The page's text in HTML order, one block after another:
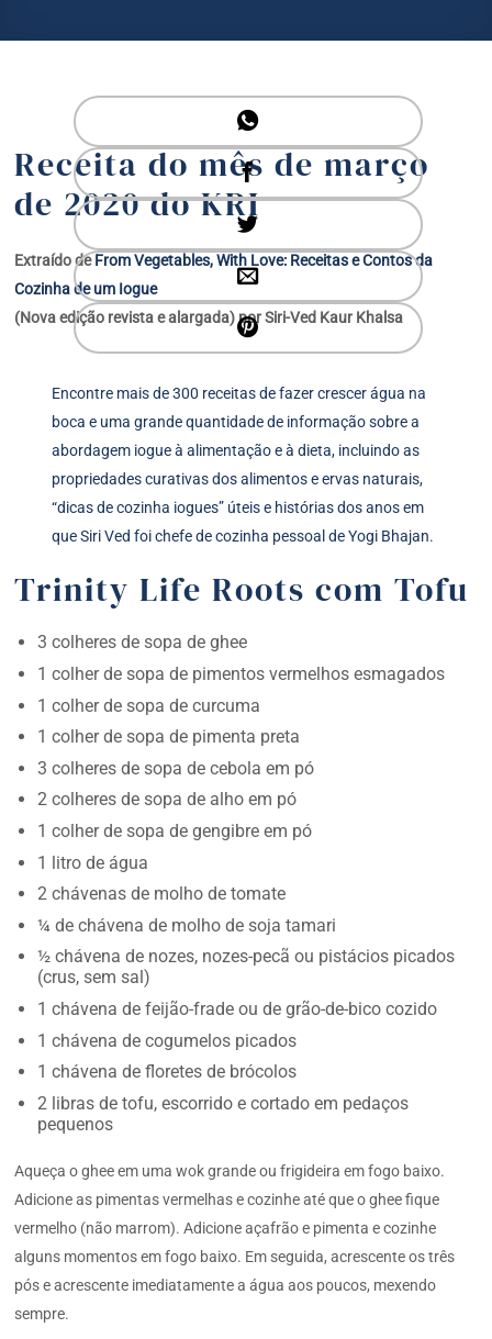
Receita do mês de março
de 2020 do KRI
Extraído deFrom Vegetables, With Love: Receitas e Contos da
Cozinha de um Iogue
(Nova edição revista e alargada) por Siri-Ved Kaur Khalsa
Encontre mais de 300 receitas de fazer crescer água na
boca e uma grande quantidade de informação sobre a
abordagem iogue à alimentação e à dieta, incluindo as
propriedades curativas dos alimentos e ervas naturais,
“dicas de cozinha iogues” úteis e histórias dos anos em
que Siri Ved foi chefe de cozinha pessoal de Yogi Bhajan.
Trinity Life Roots com Tofu
3 colheres de sopa de ghee
1 colher de sopa de pimentos vermelhos esmagados
1 colher de sopa de curcuma
1 colher de sopa de pimenta preta
3 colheres de sopa de cebola em pó
2 colheres de sopa de alho em pó
1 colher de sopa de gengibre em pó
1 litro de água
2 chávenas de molho de tomate
¼ de chávena de molho de soja tamari
½ chávena de nozes, nozes-pecã ou pistácios picados
(crus, sem sal)
1 chávena de feijão-frade ou de grão-de-bico cozido
1 chávena de cogumelos picados
1 chávena de floretes de brócolos
2 libras de tofu, escorrido e cortado em pedaços
pequenos
Aqueça o ghee em uma wok grande ou frigideira em fogo baixo.
Adicione as pimentas vermelhas e cozinhe até que o ghee fique
vermelho (não marrom). Adicione açafrão e pimenta e cozinhe
alguns momentos em fogo baixo. Em seguida, acrescente os três
pós e acrescente imediatamente a água aos poucos, mexendo
sempre.